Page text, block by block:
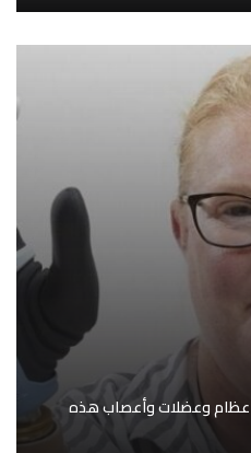
عظام وعضلات وأعصاب هذه